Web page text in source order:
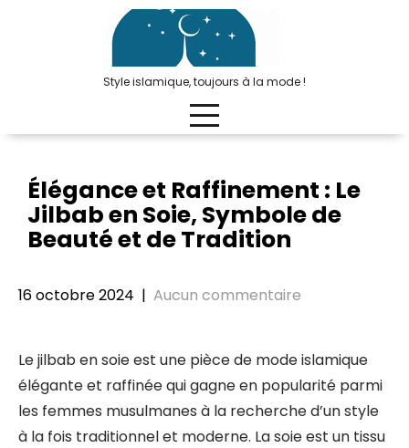
Style islamique, toujours à la mode !
Élégance et Raffinement : Le
Jilbab en Soie, Symbole de
Beauté et de Tradition
16 octobre 2024 | Aucun commentaire
Le jilbab en soie est une pièce de mode islamique
élégante et raffinée qui gagne en popularité parmi
les femmes musulmanes à la recherche d’un style
à la fois traditionnel et moderne. La soie est un tissu